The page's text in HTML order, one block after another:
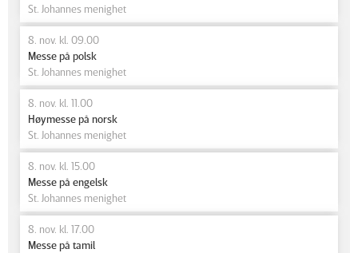
St. Johannes menighet
8. nov. kl. 09.00
Messe på polsk
St. Johannes menighet
8. nov. kl. 11.00
Høymesse på norsk
St. Johannes menighet
8. nov. kl. 15.00
Messe på engelsk
St. Johannes menighet
8. nov. kl. 17.00
Messe på tamil